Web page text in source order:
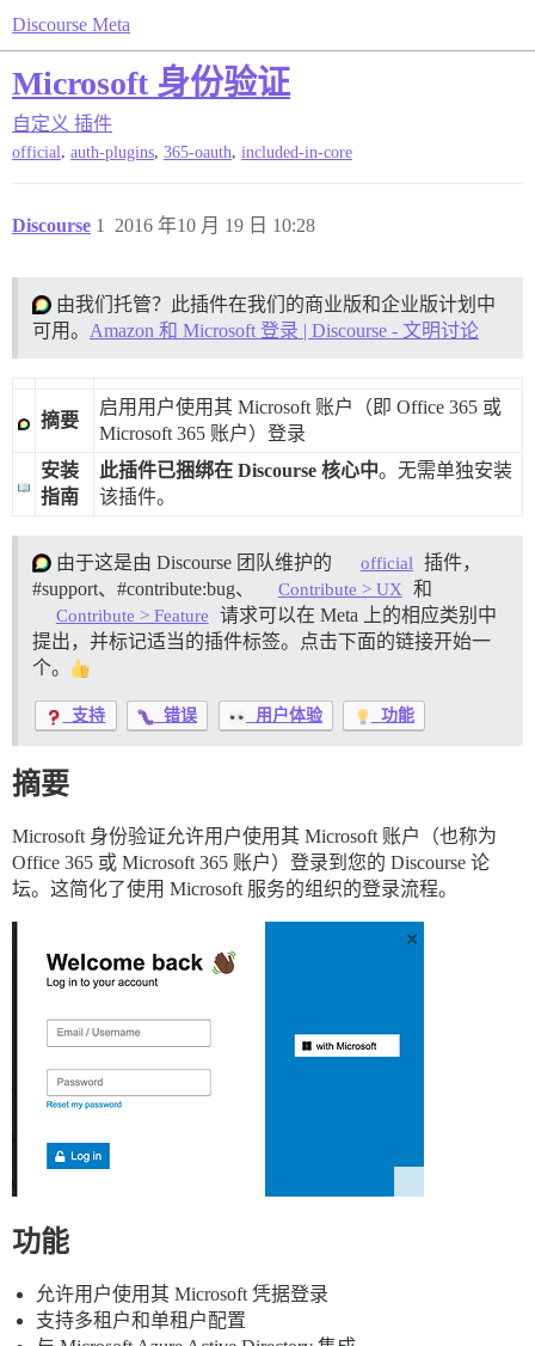
Discourse Meta
Microsoft 身份验证
自定义 插件
official, auth-plugins, 365-oauth, included-in-core
Discourse 2016 年10 月 19 日 10:28
1
由我们托管？此插件在我们的商业版和企业版计划中
可用。 Amazon 和 Microsoft 登录 | Discourse - 文明讨论
摘要
启用用户使用其 Microsoft 账户（即 Office 365 或
Microsoft 365 账户）登录
安装
指南
此插件已捆绑在 Discourse 核心中。无需单独安装
该插件。
由于这是由 Discourse 团队维护的 official 插件，
#support、 #contribute:bug、 Contribute > UX 和
Contribute > Feature
请求可以在 Meta 上的相应类别中
提出，并标记适当的插件标签。点击下面的链接开始一
个。
支持 错误 用户体验 功能
摘要
Microsoft 身份验证允许用户使用其 Microsoft 账户（也称为
Office 365 或 Microsoft 365 账户）登录到您的 Discourse 论
坛。这简化了使用 Microsoft 服务的组织的登录流程。
功能
允许用户使用其 Microsoft 凭据登录
支持多租户和单租户配置